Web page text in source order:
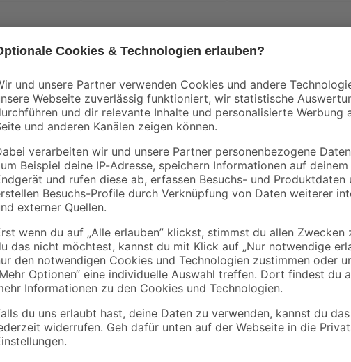
Erweitere dein Hochbeet
Garten. Dank der modularen
beiden Grundformen 'Rund' und
deinen Wünschen entsprechend
verlängerst du das Hochbeet um
Erweiterungen der Serie 'Vita
wieder eine Kurvenerweiterung
aufrecht zu erhalten. Legierung
Legierung aus Zink und
mit 15-jähriger Herstellergarantie
werden in Europa seit vielen